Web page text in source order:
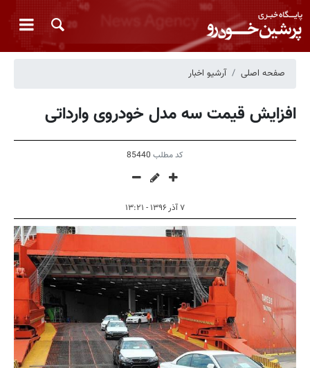
صفحه اصلی آرشیو اخبار
افزایش قیمت سه مدل خودروی وارداتی
کد مطلب 85440
۷ آذر ۱۳۹۶ - ۱۳:۲۱